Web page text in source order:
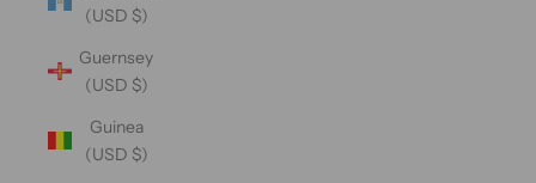
(USD $)
Guernsey
(USD $)
Guinea
(USD $)